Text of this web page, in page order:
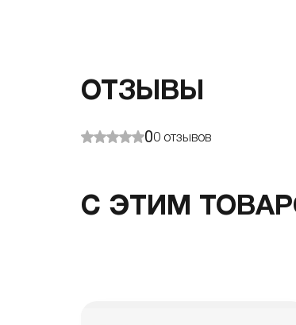
ОТЗЫВЫ
00 отзывов
С ЭТИМ